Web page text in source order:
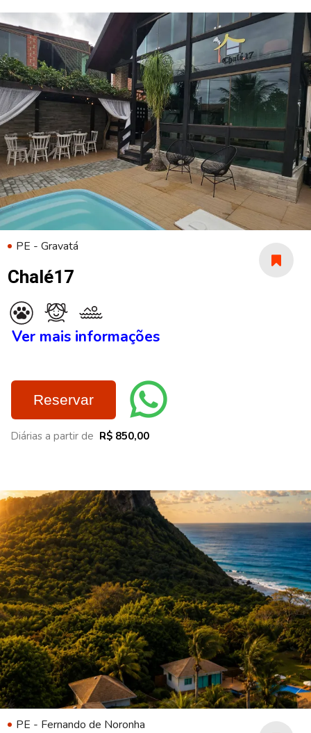
PE - Gravatá
Chalé17
Ver mais informações
Reservar
Diárias a partir de R$ 850,00
PE - Fernando de Noronha